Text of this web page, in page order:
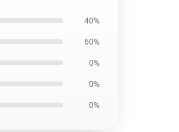
40%
60%
0%
0%
0%